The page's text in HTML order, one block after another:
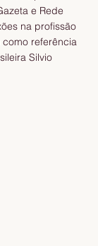
e Rede
na profissão
referência
Silvio